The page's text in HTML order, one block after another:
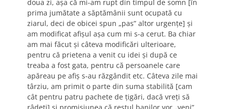
doua zi, aşa că mi-am rupt din timpul de somn [în
prima jumătate a săptămânii sunt ocupată cu
ziarul, deci de obicei spun „pas” altor urgenţe] şi
am modificat afişul aşa cum mi s-a cerut. Ba chiar
am mai făcut şi câteva modificări ulterioare,
pentru că prietena a venit cu idei şi după ce
treaba a fost gata, pentru că persoanele care
apăreau pe afiş s-au răzgândit etc. Câteva zile mai
târziu, am primit o parte din suma stabilită [cam
cât pentru patru pachete de ţigări, dacă vreţi să